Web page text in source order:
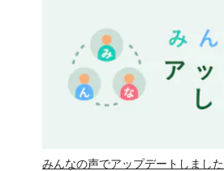
みんなの声でアップデートしました